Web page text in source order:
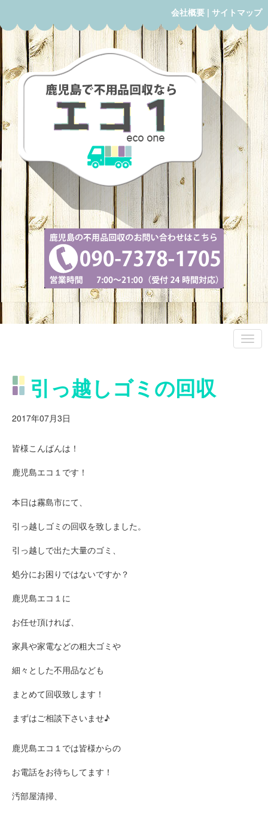
会社概要 | サイトマップ
引っ越しゴミの回収
2017年07月3日
皆様こんばんは！
鹿児島エコ１です！
本日は霧島市にて、
引っ越しゴミの回収を致しました。
引っ越しで出た大量のゴミ、
処分にお困りではないですか？
鹿児島エコ１に
お任せ頂ければ、
家具や家電などの粗大ゴミや
細々とした不用品なども
まとめて回収致します！
まずはご相談下さいませ♪
鹿児島エコ１では皆様からの
お電話をお待ちしてます！
汚部屋清掃、